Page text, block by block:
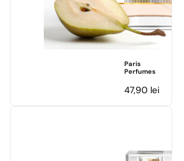
Paris
Perfumes
47,90 lei